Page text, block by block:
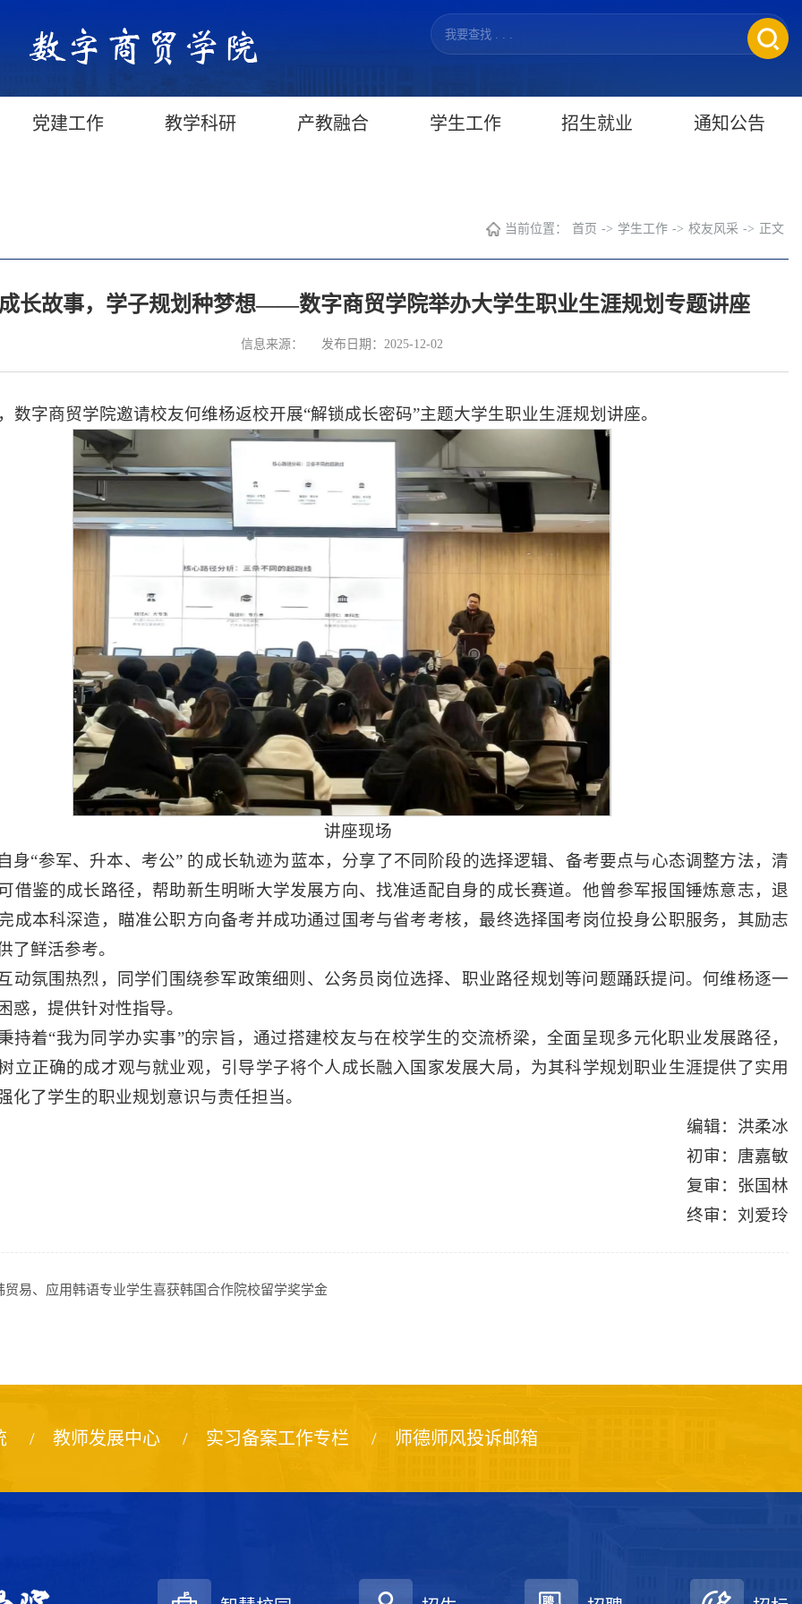
党建工作 教学科研 产教融合 学生工作 招生就业 通知公告
当前位置： 首页 -> 学生工作 -> 校友风采 -> 正文
长故事，学子规划种梦想——数字商贸学院举办大学生职业生涯规划专题讲座
信息来源： 发布日期：2025-12-02
数字商贸学院邀请校友何维杨返校开展“解锁成长密码”主题大学生职业生涯规划讲座。
讲座现场
身“参军、升本、考公” 的成长轨迹为蓝本，分享了不同阶段的选择逻辑、备考要点与心态调整方法，清
借鉴的成长路径，帮助新生明晰大学发展方向、找准适配自身的成长赛道。他曾参军报国锤炼意志，退
成本科深造，瞄准公职方向备考并成功通过国考与省考考核，最终选择国考岗位投身公职服务，其励志
了鲜活参考。
动氛围热烈，同学们围绕参军政策细则、公务员岗位选择、职业路径规划等问题踊跃提问。何维杨逐一
惑，提供针对性指导。
持着“我为同学办实事”的宗旨，通过搭建校友与在校学生的交流桥梁，全面呈现多元化职业发展路径，
立正确的成才观与就业观，引导学子将个人成长融入国家发展大局，为其科学规划职业生涯提供了实用
化了学生的职业规划意识与责任担当。
编辑：洪柔冰
初审：唐嘉敏
复审：张国林
终审：刘爱玲
贸易、应用韩语专业学生喜获韩国合作院校留学奖学金
教师发展中心 实习备案工作专栏 师德师风投诉邮箱